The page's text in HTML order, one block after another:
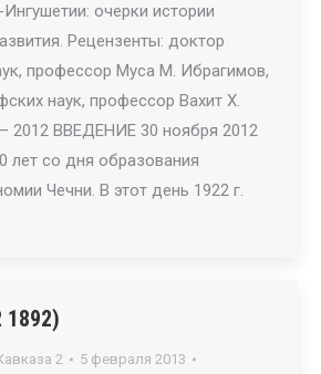
очерки истории
Рецензенты: доктор
профессор Муса М. Ибрагимов,
наук, профессор Вахит Х.
2012 ВВЕДЕНИЕ 30 ноября 2012
лет со дня образования
Чечни. В этот день 1922 г.
2
5 февраля 2013